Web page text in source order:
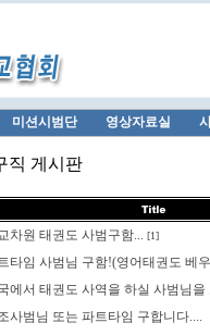
미션시범단 영상자료실
직 게시판
차원 태권도 사범구함... [1]
타임 사범님 구함!(영어태권도 베
에서 태권도 사역을 하실 사범님을
사범님 또는 파트타임 구합니다....